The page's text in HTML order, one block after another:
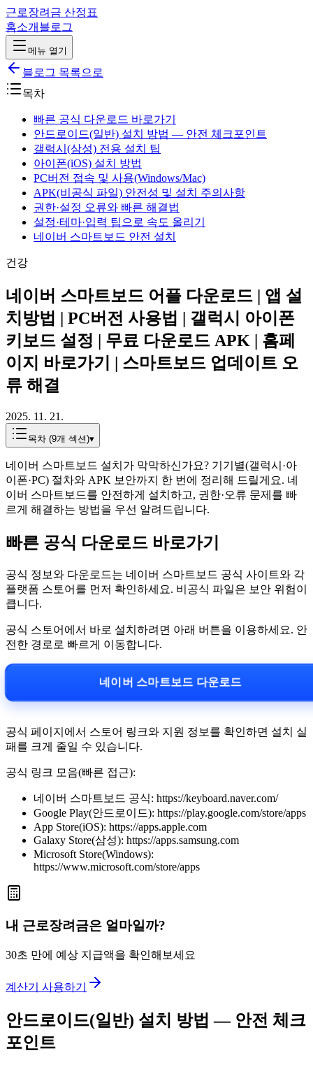
근로장려금 산정표
홈소개 블로그
메뉴 열기
블로그 목록으로
목차
빠른 공식 다운로드 바로가기
안드로이드(일반) 설치 방법 — 안전 체크포인트
갤럭시(삼성) 전용 설치 팁
아이폰(iOS) 설치 방법
PC버전 접속 및 사용(Windows/Mac)
APK(비공식 파일) 안전성 및 설치 주의사항
권한·설정 오류와 빠른 해결법
설정·테마·입력 팁으로 속도 올리기
네이버 스마트보드 안전 설치
건강
네이버 스마트보드 어플 다운로드 | 앱 설
치방법 | PC버전 사용법 | 갤럭시 아이폰
키보드 설정 | 무료 다운로드 APK | 홈페
이지 바로가기 | 스마트보드 업데이트 오
류 해결
2025. 11. 21.
목차 (9개 섹션)▾
네이버 스마트보드 설치가 막막하신가요? 기기별(갤럭시·아
이폰·PC) 절차와 APK 보안까지 한 번에 정리해 드릴게요. 네
이버 스마트보드를 안전하게 설치하고, 권한·오류 문제를 빠
르게 해결하는 방법을 우선 알려드립니다.
빠른 공식 다운로드 바로가기
공식 정보와 다운로드는 네이버 스마트보드 공식 사이트와 각
플랫폼 스토어를 먼저 확인하세요. 비공식 파일은 보안 위험이
큽니다.
공식 스토어에서 바로 설치하려면 아래 버튼을 이용하세요. 안
전한 경로로 빠르게 이동합니다.
네이버 스마트보드 다운로드
공식 페이지에서 스토어 링크와 지원 정보를 확인하면 설치 실
패를 크게 줄일 수 있습니다.
공식 링크 모음(빠른 접근):
네이버 스마트보드 공식: https://keyboard.naver.com/
Google Play(안드로이드): https://play.google.com/store/apps
App Store(iOS): https://apps.apple.com
Galaxy Store(삼성): https://apps.samsung.com
Microsoft Store(Windows):
https://www.microsoft.com/store/apps
내 근로장려금은 얼마일까?
30초 만에 예상 지급액을 확인해보세요
계산기 사용하기
안드로이드(일반) 설치 방법 — 안전 체크
포인트